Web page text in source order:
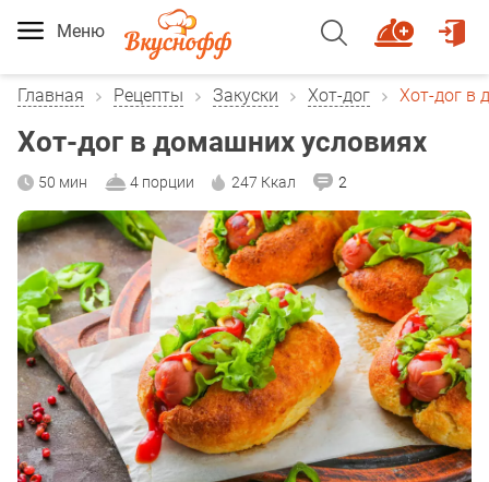
Меню
Главная Рецепты Закуски Хот-дог Хот-дог в
Хот-дог в домашних условиях
50 мин 4 порции 247 Ккал 2